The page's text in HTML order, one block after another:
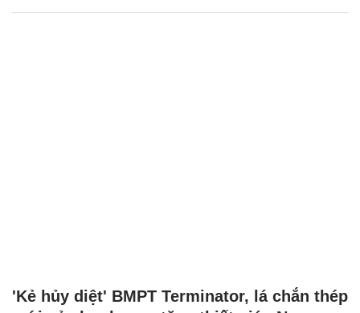
'Kẻ hủy diệt' BMPT Terminator, lá chắn thép